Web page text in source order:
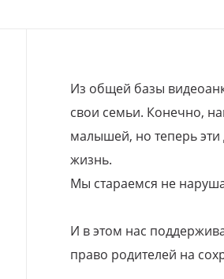
Из общей базы
свои семьи. Конечно,
малышей, но теперь эти
жизнь.
Мы стараемся не
И в этом нас
право родителей на